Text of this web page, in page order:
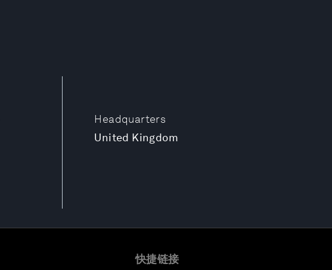
Headquarters
United Kingdom
快捷链接